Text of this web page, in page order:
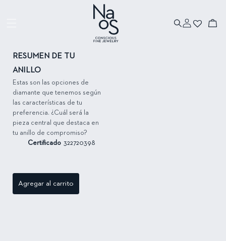
sesión
Carrito
RESUMEN DE TU
ANILLO
Estas son las opciones de
diamante que tenemos según
las características de tu
preferencia. ¿Cuál será la
pieza central que destaca en
tu anillo de compromiso?
Certificado322720398
Agregar al carrito